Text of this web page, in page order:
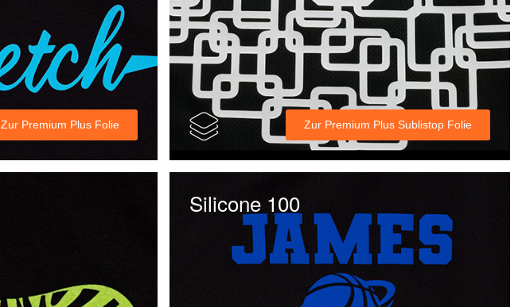
Zur Premium Plus Folie Zur Premium Plus Sublistop Folie
Silicone 100